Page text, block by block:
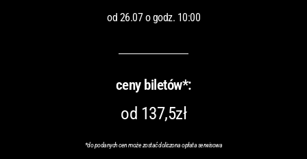
od 26.07 o godz. 10:00
ceny biletów*:
od 137,5zł
*do podanych cen może zostać doliczona opłata serwisowa